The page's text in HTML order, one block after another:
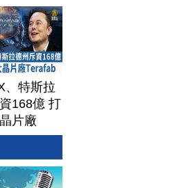
、特斯拉
168億 打
片廠